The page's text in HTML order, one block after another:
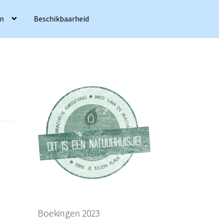
Beschikbaarheid
Boekingen 2023